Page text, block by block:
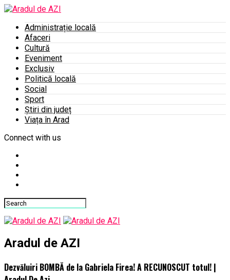
Administrație locală
Afaceri
Cultură
Eveniment
Exclusiv
Politică locală
Social
Sport
Știri din județ
Viața în Arad
Connect with us
Aradul de AZI
Dezvăluiri BOMBĂ de la Gabriela Firea! A RECUNOSCUT totul! |